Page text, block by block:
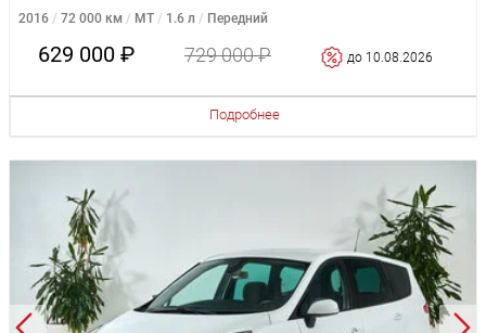
2016 72 000 км MT 1.6 л Передний
629 000 ₽ 729 000 ₽ до 10.08.2026
Подробнее